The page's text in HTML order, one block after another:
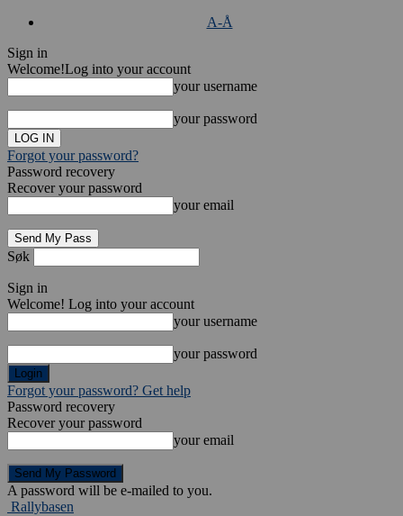
A-Å
Sign in
Welcome!Log into your account
your username
your password
Forgot your password?
Password recovery
Recover your password
your email
Søk
Sign in
Welcome! Log into your account
your username
your password
Forgot your password? Get help
Password recovery
Recover your password
your email
A password will be e-mailed to you.
Rallybasen